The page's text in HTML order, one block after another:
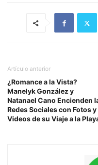
Artículo anterior
¿Romance a la Vista?
Manelyk González y
Natanael Cano Encienden
Redes Sociales con Fotos y
Videos de su Viaje a la